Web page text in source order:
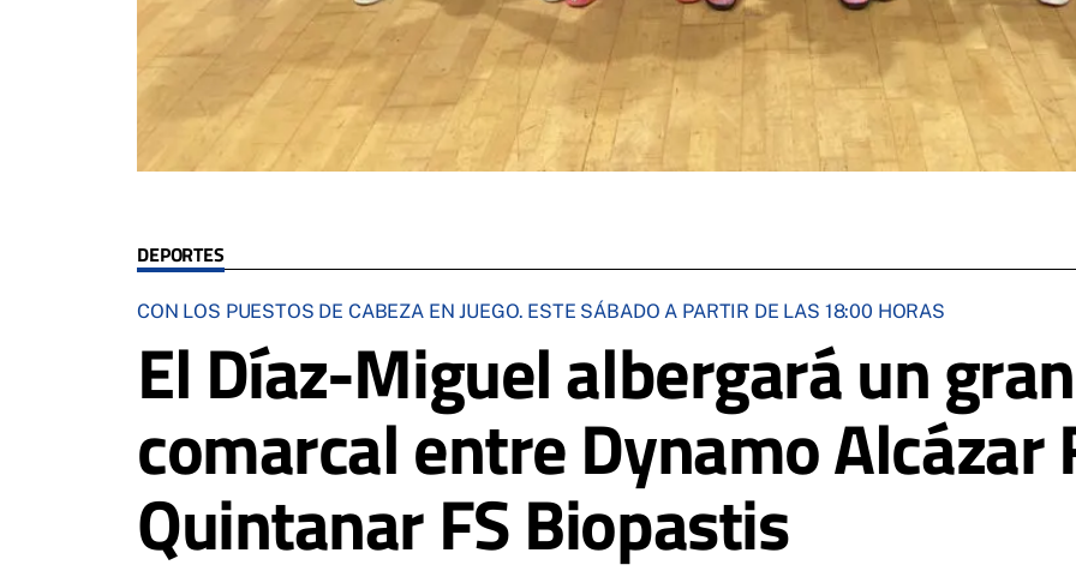
DEPORTES
CON LOS PUESTOS DE CABEZA EN JUEGO. ESTE SÁBADO A PARTIR DE LAS 18:00 HORAS
El Díaz-Miguel albergará un
comarcal entre Dynamo Alcázar
Quintanar FS Biopastis